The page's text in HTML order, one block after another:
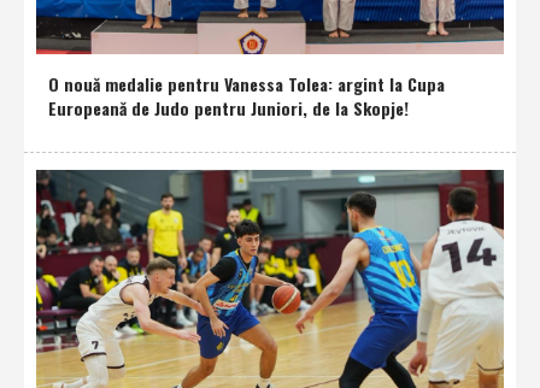
O nouă medalie pentru Vanessa Tolea: argint la Cupa
Europeană de Judo pentru Juniori, de la Skopje!